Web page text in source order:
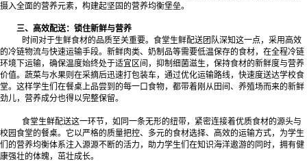
摄入全面的营养元素，构建起坚固的营养均衡堡垒。
三、高效配送：锁住新鲜与营养
时间对于生鲜食材的品质至关重要。食堂生鲜配送团队深知这一点，采用高效
的冷链物流与快速运输手段。新鲜肉类、奶制品等需要低温保存的食材，在全程冷链
环境下运输，确保温度始终处于适宜区间，抑制细菌滋生，保持食材的新鲜度与营养
价值。蔬菜与水果则在采摘后迅速打包装车，通过优化运输路线，快速度送达学校食
堂。这样学生们在餐桌上品尝到的每一口食物，都带着刚从田间、养殖场而来的新鲜
劲儿，营养成分也得以完整保留。
食堂生鲜配送这一环节，如同一条无形的纽带，紧密连接着优质食材的源头与
校园食堂的餐桌。它以严格的质量把控、多元的食材选择、高效的运输方式，为学生
们的营养均衡体系注入源源不断的活力，助力学生们在知识海洋遨游的同时，拥有健
康强壮的体魄，茁壮成长。‍